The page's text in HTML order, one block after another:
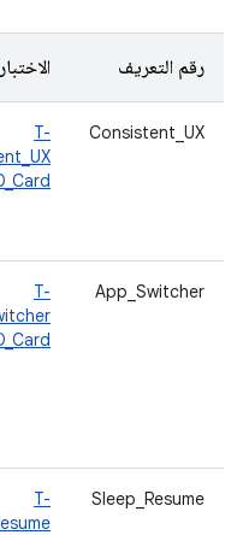
رقم التعريف
Consistent_UX
T-
App_Switcher
T-
Sleep_Resume
T-